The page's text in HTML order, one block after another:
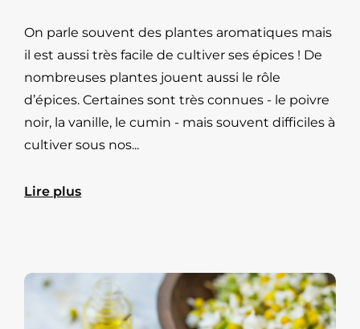
On parle souvent des plantes aromatiques mais
il est aussi très facile de cultiver ses épices ! De
nombreuses plantes jouent aussi le rôle
d’épices. Certaines sont très connues - le poivre
noir, la vanille, le cumin - mais souvent difficiles à
cultiver sous nos...
Lire plus